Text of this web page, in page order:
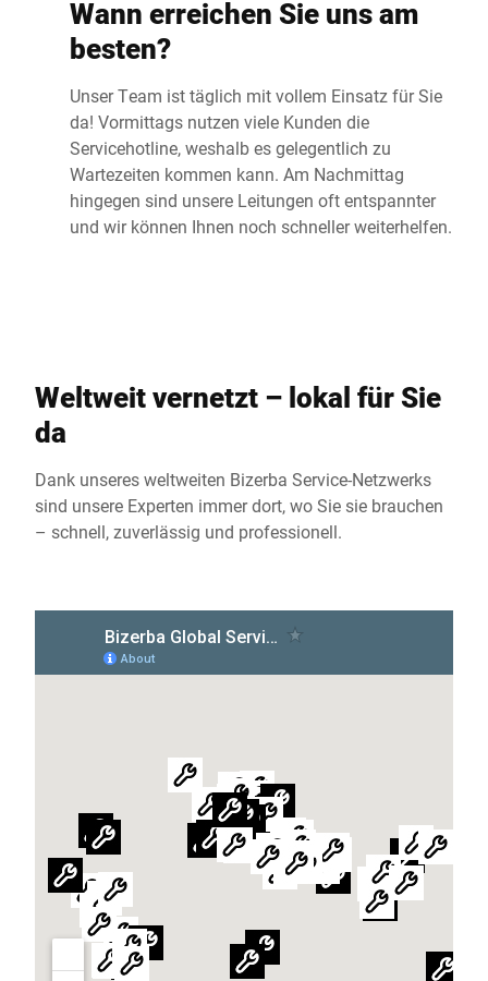
Wann erreichen Sie uns am
besten?
Unser Team ist täglich mit vollem Einsatz für Sie
da! Vormittags nutzen viele Kunden die
Servicehotline, weshalb es gelegentlich zu
Wartezeiten kommen kann. Am Nachmittag
hingegen sind unsere Leitungen oft entspannter
und wir können Ihnen noch schneller weiterhelfen.
Weltweit vernetzt – lokal für Sie
da
Dank unseres weltweiten Bizerba Service-Netzwerks
sind unsere Experten immer dort, wo Sie sie brauchen
– schnell, zuverlässig und professionell.